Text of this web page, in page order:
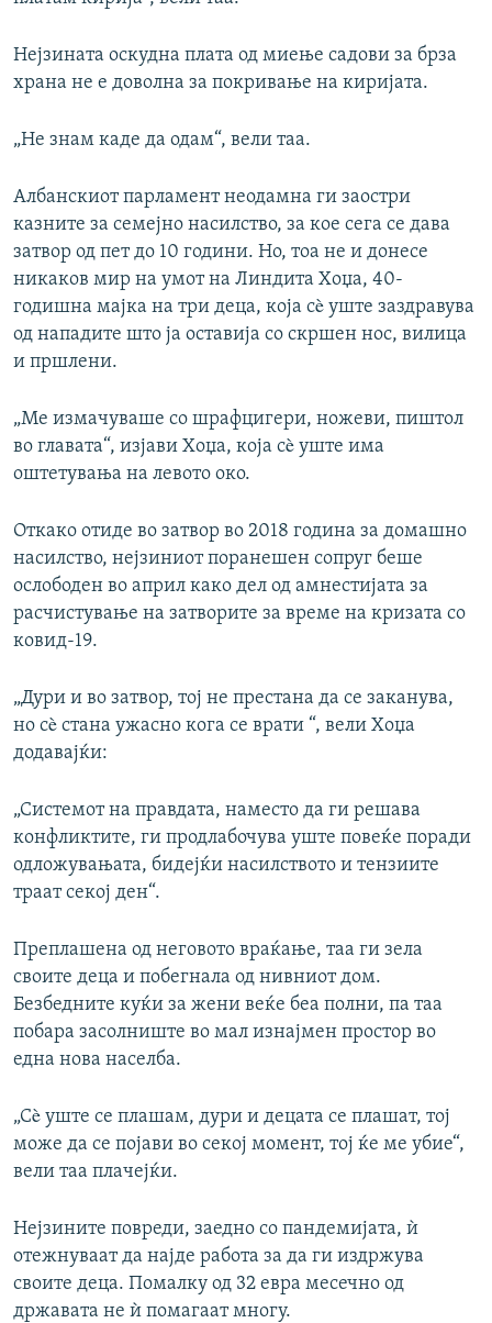
Нејзината оскудна плата од миење садови за брза
храна не е доволна за покривање на киријата.
„Не знам каде да одам“, вели таа.
Албанскиот парламент неодамна ги заостри
казните за семејно насилство, за кое сега се дава
затвор од пет до 10 години. Но, тоа не и донесе
никаков мир на умот на Линдита Хоџа, 40-
годишна мајка на три деца, која сè уште заздравува
од нападите што ја оставија со скршен нос, вилица
и пршлени.
„Ме измачуваше со шрафцигери, ножеви, пиштол
во главата“, изјави Хоџа, која сè уште има
оштетувања на левото око.
Откако отиде во затвор во 2018 година за домашно
насилство, нејзиниот поранешен сопруг беше
ослободен во април како дел од амнестијата за
расчистување на затворите за време на кризата со
ковид-19.
„Дури и во затвор, тој не престана да се заканува,
но сè стана ужасно кога се врати “, вели Хоџа
додавајќи:
„Системот на правдата, наместо да ги решава
конфликтите, ги продлабочува уште повеќе поради
одложувањата, бидејќи насилството и тензиите
траат секој ден“.
Преплашена од неговото враќање, таа ги зела
своите деца и побегнала од нивниот дом.
Безбедните куќи за жени веќе беа полни, па таа
побара засолниште во мал изнајмен простор во
една нова населба.
„Сè уште се плашам, дури и децата се плашат, тој
може да се појави во секој момент, тој ќе ме убие“,
вели таа плачејќи.
Нејзините повреди, заедно со пандемијата, ѝ
отежнуваат да најде работа за да ги издржува
своите деца. Помалку од 32 евра месечно од
државата не ѝ помагаат многу.